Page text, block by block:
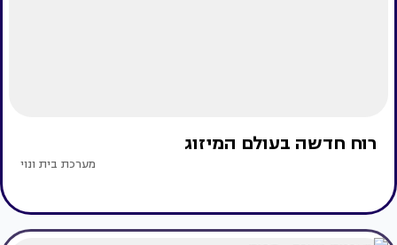
רוח חדשה בעולם המיזוג
מערכת בית ונוי